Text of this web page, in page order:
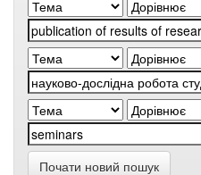
Почати новий пошук